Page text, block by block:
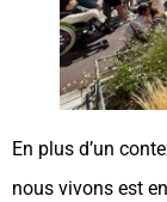
En plus d’un
nous vivons est